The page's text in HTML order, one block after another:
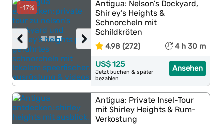
-17%
›
‹
Antigua: Nelson’s Dockyard,
Shirley’s Heights &
Schnorcheln mit
Schildkröten
4.98 (272) 4 h 30 m
Ansehen
US$ 125
Jetzt buchen & später
bezahlen
Antigua: Private Insel-Tour
mit Shirley Heights & Rum-
Verkostung